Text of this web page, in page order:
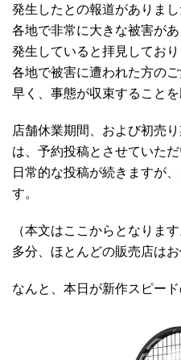
発生したとの報道がありまし
各地で非常に大きな被害が
発生していると拝見しており
各地で被害に遭われた方の
早く、事態が収束することを
店舗休業期間、および初売
は、予約投稿とさせていただ
日常的な投稿が続きますが
す。
（本文はここからとなります
多分、ほとんどの販売店は
なんと、本日が新作スピー